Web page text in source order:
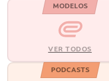
MODELOS
VER TODOS
PODCASTS